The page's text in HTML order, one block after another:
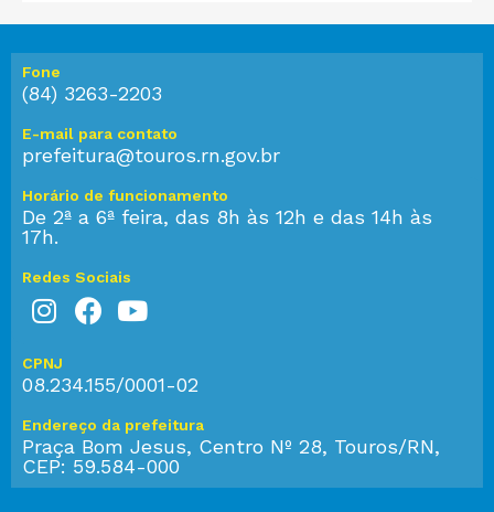
Fone
(84) 3263-2203
E-mail para contato
prefeitura@touros.rn.gov.br
Horário de funcionamento
De 2ª a 6ª feira, das 8h às 12h e das 14h às
17h.
Redes Sociais
CPNJ
08.234.155/0001-02
Endereço da prefeitura
Praça Bom Jesus, Centro Nº 28, Touros/RN,
CEP: 59.584-000